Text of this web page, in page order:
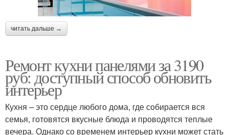
читать дальше →
Ремонт кухни панелями за 3190
руб: доступный способ обновить
интерьер
Кухня – это сердце любого дома, где собирается вся
семья, готовятся вкусные блюда и проводятся теплые
вечера. Однако со временем интерьер кухни может стать